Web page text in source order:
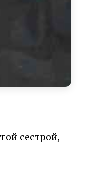
сестрой,